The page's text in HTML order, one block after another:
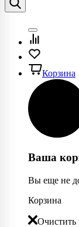
Корзина
Ваша
Вы еще не
Корзина
Очистить